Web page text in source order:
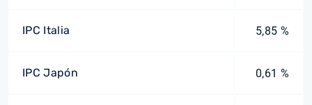
IPC Italia 5,85 %
IPC Japón 0,61 %